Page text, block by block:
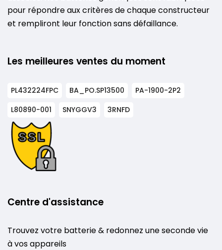
pour répondre aux critères de chaque constructeur
et rempliront leur fonction sans défaillance.
Les meilleures ventes du moment
PL432224FPC BA_PO.SP13500
PA-1900-2P2
L80890-001
SNYGGV3 3RNFD
Centre d'assistance
Trouvez votre batterie & redonnez une seconde vie
à vos appareils